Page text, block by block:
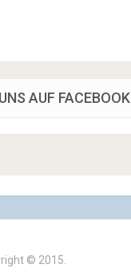
AUF FACEBOOK
© 2015.